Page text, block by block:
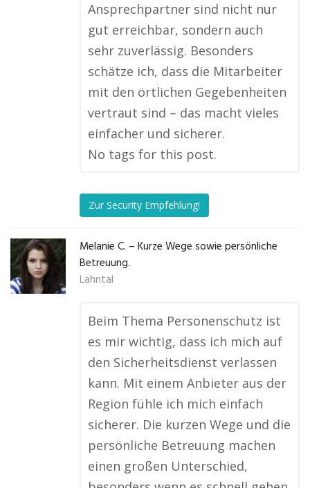
Ansprechpartner sind nicht nur
gut erreichbar, sondern auch
sehr zuverlässig. Besonders
schätze ich, dass die Mitarbeiter
mit den örtlichen Gegebenheiten
vertraut sind – das macht vieles
einfacher und sicherer.
No tags for this post.
Zur Security Empfehlung!
Melanie C. – Kurze Wege sowie persönliche
Betreuung.
Lahntal
Beim Thema Personenschutz ist
es mir wichtig, dass ich mich auf
den Sicherheitsdienst verlassen
kann. Mit einem Anbieter aus der
Region fühle ich mich einfach
sicherer. Die kurzen Wege und die
persönliche Betreuung machen
einen großen Unterschied,